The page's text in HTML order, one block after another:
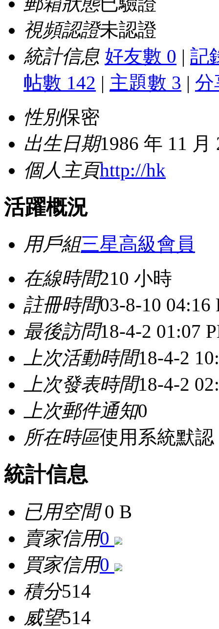
視頻認證未認證
統計信息 好友數 0 | 記
帖數 142 | 主題數 3 | 分
性別保密
出生日期1986 年 11 月
個人主頁http://hk
活躍概況
用戶組三星高級會員
在線時間210 小時
註冊時間03-8-10 04:16
最後訪問18-4-2 01:07
上次活動時間18-4-2
上次發表時間18-4-2
上次郵件通知0
所在時區使用系統默認
統計信息
已用空間0 B
賣家信用0
買家信用0
積分514
威望514